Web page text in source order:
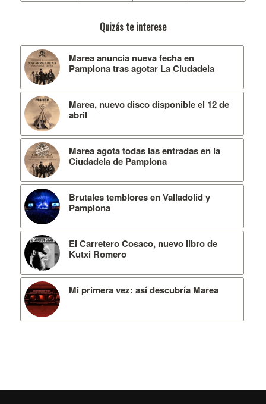
Quizás te interese
Marea anuncia nueva fecha en
Pamplona tras agotar La Ciudadela
Marea, nuevo disco disponible el 12 de
abril
Marea agota todas las entradas en la
Ciudadela de Pamplona
Brutales temblores en Valladolid y
Pamplona
El Carretero Cosaco, nuevo libro de
Kutxi Romero
Mi primera vez: así descubría Marea